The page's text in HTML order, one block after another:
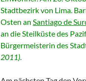
Stadtbezirk von Lima.
Osten an Santiago de
an die Steilküste des
Bürgermeisterin des
2011).